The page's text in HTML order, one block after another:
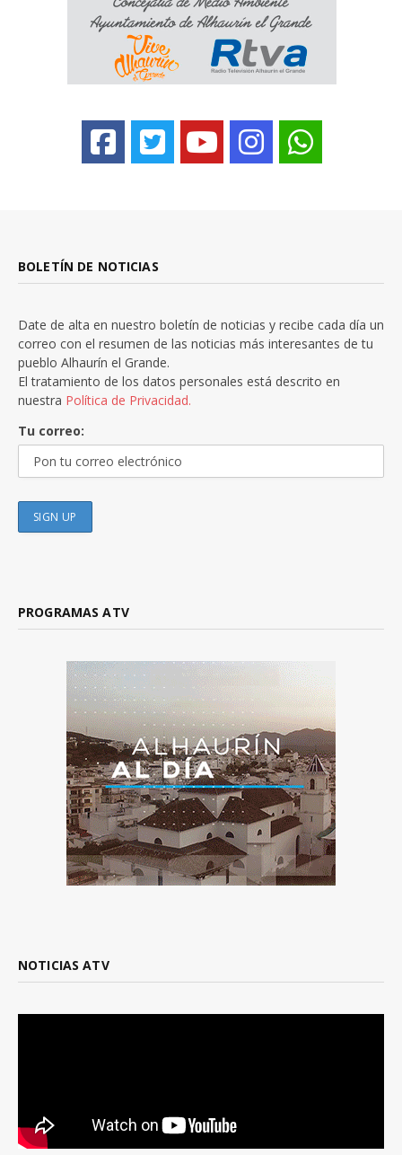
BOLETÍN DE NOTICIAS
Date de alta en nuestro boletín de noticias y recibe cada día un
correo con el resumen de las noticias más interesantes de tu
pueblo Alhaurín el Grande.
El tratamiento de los datos personales está descrito en
nuestra Política de Privacidad.
Tu correo:
PROGRAMAS ATV
NOTICIAS ATV